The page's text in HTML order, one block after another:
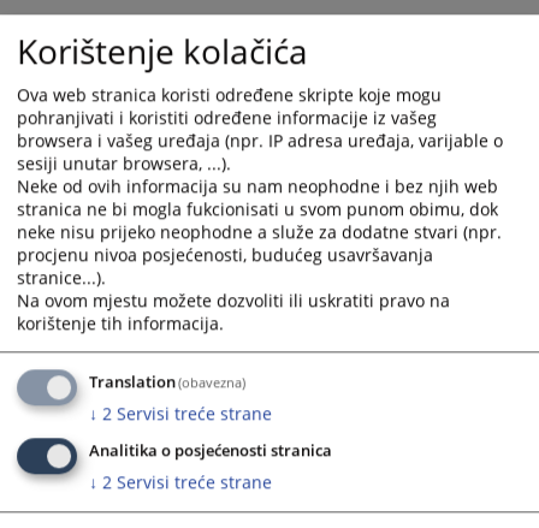
Korištenje kolačića
Ova web stranica koristi određene skripte koje mogu
pohranjivati i koristiti određene informacije iz vašeg
browsera i vašeg uređaja (npr. IP adresa uređaja, varijable o
sesiji unutar browsera, ...).
Neke od ovih informacija su nam neophodne i bez njih web
stranica ne bi mogla fukcionisati u svom punom obimu, dok
neke nisu prijeko neophodne a služe za dodatne stvari (npr.
procjenu nivoa posjećenosti, budućeg usavršavanja
stranice...).
Na ovom mjestu možete dozvoliti ili uskratiti pravo na
korištenje tih informacija.
Translation(obavezna)
↓ 2 Servisi treće strane
Analitika o posjećenosti stranica
↓ 2 Servisi treće strane